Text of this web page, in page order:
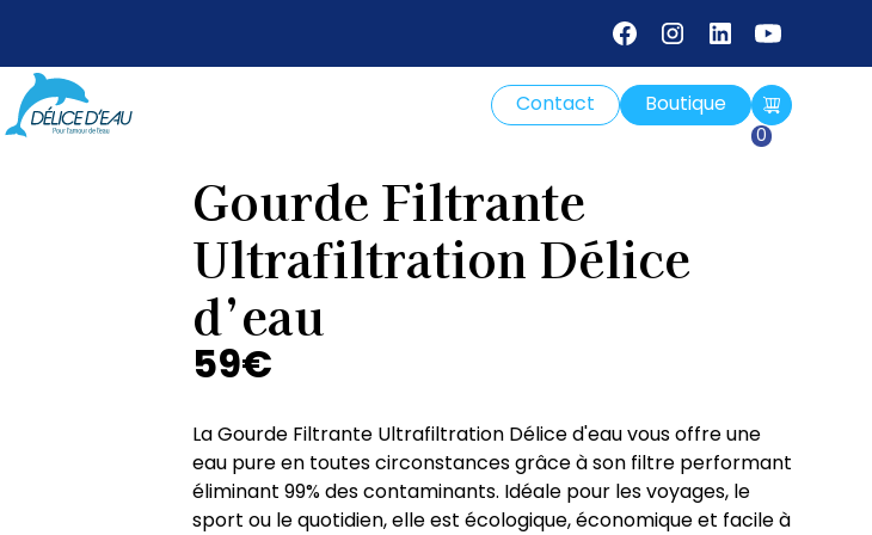
Contact Boutique
0
Gourde Filtrante
Ultrafiltration Délice
d’eau
59€
La Gourde Filtrante Ultrafiltration Délice d'eau vous offre une
eau pure en toutes circonstances grâce à son filtre performant
éliminant 99% des contaminants. Idéale pour les voyages, le
sport ou le quotidien, elle est écologique, économique et facile à